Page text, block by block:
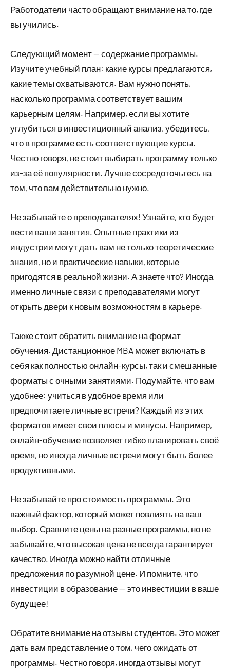
Работодатели часто обращают внимание на то, где
вы учились.
Следующий момент — содержание программы.
Изучите учебный план: какие курсы предлагаются,
какие темы охватываются. Вам нужно понять,
насколько программа соответствует вашим
карьерным целям. Например, если вы хотите
углубиться в инвестиционный анализ, убедитесь,
что в программе есть соответствующие курсы.
Честно говоря, не стоит выбирать программу только
из-за её популярности. Лучше сосредоточьтесь на
том, что вам действительно нужно.
Не забывайте о преподавателях! Узнайте, кто будет
вести ваши занятия. Опытные практики из
индустрии могут дать вам не только теоретические
знания, но и практические навыки, которые
пригодятся в реальной жизни. А знаете что? Иногда
именно личные связи с преподавателями могут
открыть двери к новым возможностям в карьере.
Также стоит обратить внимание на формат
обучения. Дистанционное MBA может включать в
себя как полностью онлайн-курсы, так и смешанные
форматы с очными занятиями. Подумайте, что вам
удобнее: учиться в удобное время или
предпочитаете личные встречи? Каждый из этих
форматов имеет свои плюсы и минусы. Например,
онлайн-обучение позволяет гибко планировать своё
время, но иногда личные встречи могут быть более
продуктивными.
Не забывайте про стоимость программы. Это
важный фактор, который может повлиять на ваш
выбор. Сравните цены на разные программы, но не
забывайте, что высокая цена не всегда гарантирует
качество. Иногда можно найти отличные
предложения по разумной цене. И помните, что
инвестиции в образование — это инвестиции в ваше
будущее!
Обратите внимание на отзывы студентов. Это может
дать вам представление о том, чего ожидать от
программы. Честно говоря, иногда отзывы могут